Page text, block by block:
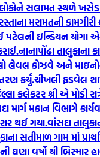
લોકોને સલામત સ્થળે
મરામતની
ઇન્ડિયન યોગા
નાનાપોંઢા તાલુકાના
લેવલ કોઝવે અને
કર્યું.ચીખલી ફડવેલ
કલેકટર શ્રી એ મોડી
મકાન વિભાગે
થઈ ગયા.વાંસદા
સતીમાળ ગામ માં
ઘણા વર્ષો થી બિસ્માર